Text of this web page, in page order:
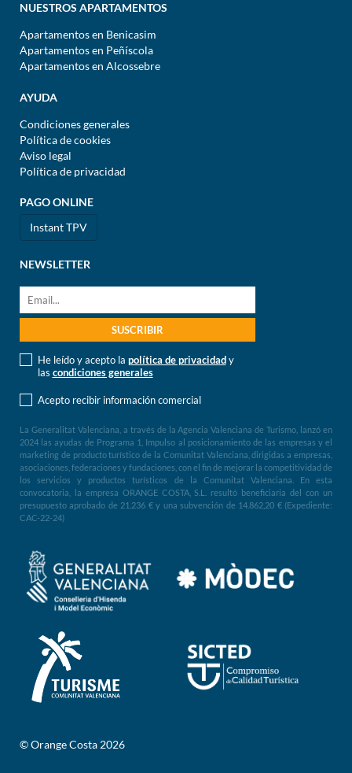
NUESTROS APARTAMENTOS
Apartamentos en Benicasim
Apartamentos en Peñíscola
Apartamentos en Alcossebre
AYUDA
Condiciones generales
Política de cookies
Aviso legal
Política de privacidad
PAGO ONLINE
Instant TPV
NEWSLETTER
He leído y acepto la política de privacidady
las condiciones generales
Acepto recibir información comercial
La Generalitat Valenciana, a través de la Agencia Valenciana de Turismo, lanzó en
2024 las ayudas de Programa 1, Impulso al posicionamiento de las empresas y el
marketing de producto turístico de la Comunitat Valenciana, dirigidas a empresas,
asociaciones, federaciones y fundaciones, con el fin de mejorar la competitividad de
los servicios y productos turísticos de la Comunitat Valenciana. En esta
convocatoria, la empresa ORANGE COSTA, S.L. resultó beneficiaria del con un
presupuesto aprobado de 21.236 € y una subvención de 14.862,20 € (Expediente:
CAC-22-24)
© Orange Costa 2026